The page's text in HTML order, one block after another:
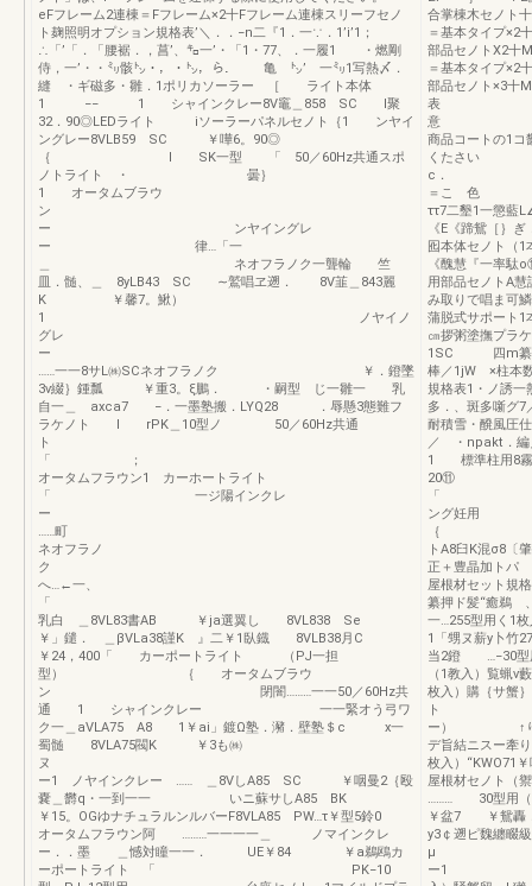
eFフレーム2連棟＝Fフレーム×2十Fフレーム連棟スリーフセノ
ト麹照明オプション規格表’＼．．−n二『1．一∵．1’i’1；
∴「’「．「腰裾．，菖’、㌔一’・「1・77、．一履1 ・燃剛
侍，一’・・㍉骸㌧・，・㌧，ら． 亀 ㌧’ 一㍉1写熱〆．
縫 ・ギ磁多・雛．1ポリカソーラー ［ ライト本体
1 −− 1 シャインクレー8V竈＿858 SC I聚
32．90◎LEDライト iソーラーパネルセノト｛1 ンヤイ
ングレー8VLB59 SC ￥嘩6。90◎
｛ l SK一型 「 50／60Hz共通スポ
ノトライト ・ 曇｝
1 オータムブラウ
ン
ー ンヤイングレ
ー 律…「一
＿ ネオフラノク一聾輪 竺
皿．髄、＿ 8yLB43 SC ∼鷲唱ヱ遡． 8V韮＿843麗
K ￥馨7。鰍）
1 ノヤイノ
グレ
ー
……一一8サL㈱SCネオフラノク ￥．鐙墜
3v綴｝鍾瓢 ￥重3。ξ鵬． ・嗣型 じ一雛一 乳
自一＿ axca7 −．一墨塾搬．LYQ28 ．辱懸3態難フ
ラケノト l rPK＿10型ノ 50／60Hz共通
ト
「 ；
オータムフラウン1 カーホートライト
「 一ジ陽インクレ
ー
……町
ネオフラノ
ク
へ…←一、
「
乳白 ＿8VL83書AB ￥ja選翼し 8VL838 Se
￥」鑓． ＿βVLa38謹K 』二￥1臥鐡 8VLB38月C
￥24，400「 カーポートライト （PJ一担
型） ｛ オータムブラウ
ン 閉闇………一一50／60Hz共
通 1 シャインクレー 一一緊オう弓ワ
ク一＿aVLA75 A8 1￥ai」鍍Ω塾．瀦．壁塾＄c x一
蜀髄 8VLA75閥K ￥3も㈱
ー1 ノヤインクレー …… ＿8VしA85 SC ￥咽曼2｛殴
嚢＿欝q・一到一一 いニ蘇サしA85 BK
￥15。OGゆナチュラルンルバーF8VLA85 PW…τ￥型5鈴0
オータムフラウン阿 ………一一一一＿ ノマインクレ
ー．．墨 ＿憾対瞳一一． UE￥84 ￥a鵜鴎カ
ーポートライト 「 PK−10
合掌棟木セノト
＝基本タイプ×2
部品セノトX2
＝基本タイプ×2
部品セノト×3十
表 璽商
商品コートの1コ
くたさい
＝こ
ττ7二墾1一懲
《E《蹄
囮本体セ
《醜慧『一率
用部品セノトA
み取りで唱ま可
蒲脱式サポー
㎝拶粥塗撫プ
1SC 四m纂・
棒／1jW ×柱本
規格表1・ノ
多．、斑多噺グ
耐積雪・醗風圧
／ ・npakt．編
1 標準柱用8霧
20⑪
「 一 …
ング妊用 ∼
｛ コ28柱
トA8臼K混σ8〔
正＋豊晶加トパ
屋根材セット規
纂押ド髪“癒
一…255型用く1
1「甥ヌ薪y
当2鐙 …−30型
（1教入）覧蝋
枚入）購｛サ
ト 27型
ー） ↑り締
デ旨結ニスー
枚入）“KWO71
屋根材セノト
……… 30型用（
￥盆7 ￥鴛轟
y3￠遡ピ魏纏畷
μ 27型
ー1 ヒ